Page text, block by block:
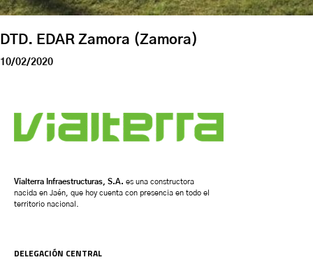
DTD. EDAR Zamora (Zamora)
10/02/2020
Vialterra Infraestructuras, S.A. es una constructora
nacida en Jaén, que hoy cuenta con presencia en todo el
territorio nacional.
DELEGACIÓN CENTRAL